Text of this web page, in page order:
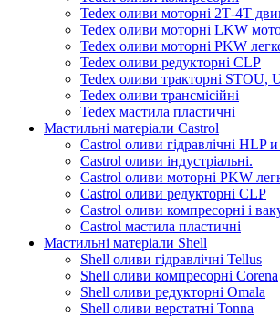
Tedex оливи моторні 2Т-4Т
Tedex оливи моторні LKW
Tedex оливи моторні PKW
Tedex оливи редукторні CLP
Tedex оливи тракторні STOU,
Tedex оливи трансмісійні
Tedex мастила пластичні
Мастильні матеріали Castrol
Castrol оливи гідравлічні HLP
Castrol оливи індустріальні.
Castrol оливи моторні PKW
Castrol оливи редукторні CLP
Castrol оливи компресорні і
Castrol мастила пластичні
Мастильні матеріали Shell
Shell оливи гідравлічні Tellus
Shell оливи компресорні Corena
Shell оливи редукторні Omala
Shell оливи верстатні Tonna